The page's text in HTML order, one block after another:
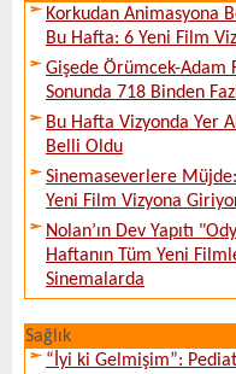
Korkudan Animasyona
Bu Hafta: 6 Yeni Film
Gişede Örümcek-Adam
Sonunda 718 Binden
Bu Hafta Vizyonda Yer
Belli Oldu
Sinemaseverlere
Yeni Film Vizyona
Nolan’ın Dev Yapıtı
Haftanın Tüm Yeni
Sinemalarda
Sağlık
“İyi ki Gelmişim”: